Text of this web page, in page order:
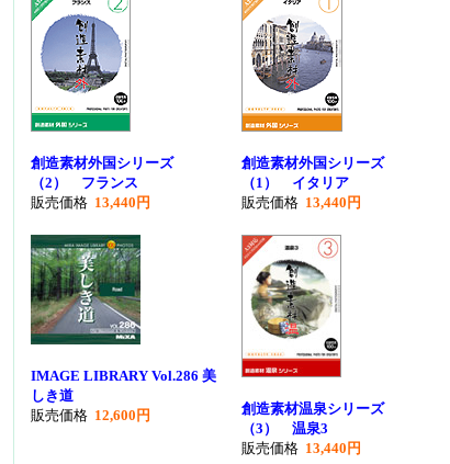
創造素材外国シリーズ
（2） フランス
販売価格 13,440円
創造素材外国シリーズ
（1） イタリア
販売価格 13,440円
IMAGE LIBRARY Vol.286 美
しき道
販売価格 12,600円
創造素材温泉シリーズ
（3） 温泉3
販売価格 13,440円